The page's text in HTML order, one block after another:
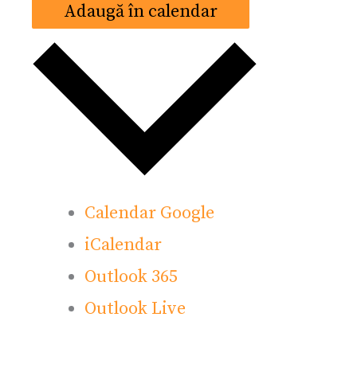
Adaugă în calendar
Calendar Google
iCalendar
Outlook 365
Outlook Live